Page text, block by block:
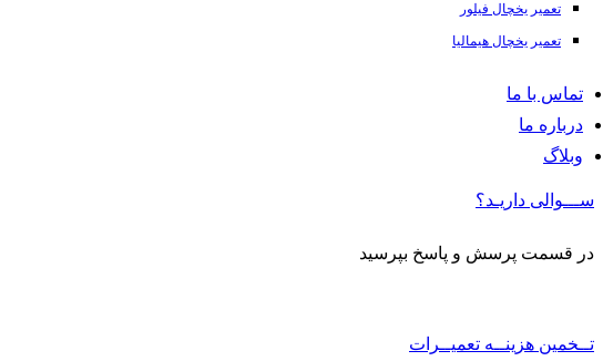
تعمیر یخچال فیلور
تعمیر یخچال هیمالیا
تماس با ما
درباره ما
وبلاگ
ســـوالی داریـد؟
در قسمت پرسش و پاسخ بپرسید
تــخمین هزینــه تعمیــرات